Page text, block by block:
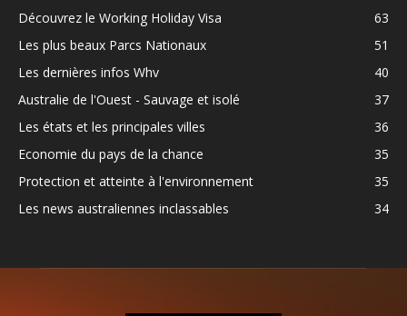
Découvrez le Working Holiday Visa
63
Les plus beaux Parcs Nationaux
51
Les dernières infos Whv
40
Australie de l'Ouest - Sauvage et isolé
37
Les états et les principales villes
36
Economie du pays de la chance
35
Protection et atteinte à l'environnement
35
Les news australiennes inclassables
34